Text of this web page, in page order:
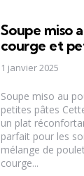
Soupe miso
courge et
1 janvier 2025
Soupe miso au
petites pâtes
un plat
parfait pour les
mélange de
courge...